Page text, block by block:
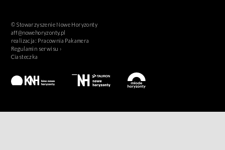
© Stowarzyszenie Nowe Horyzonty
aff@nowehoryzonty.pl
realizacja: Pracownia Pakamera
Regulamin serwisu ›
Ciasteczka